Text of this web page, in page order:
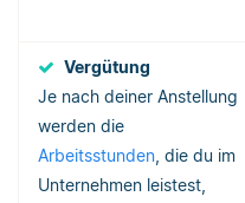
Vergütung
Je nach deiner Anstellung
werden die
Arbeitsstunden , die du im
Unternehmen leistest,